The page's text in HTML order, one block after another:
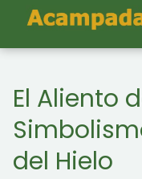
El Aliento
del Hielo